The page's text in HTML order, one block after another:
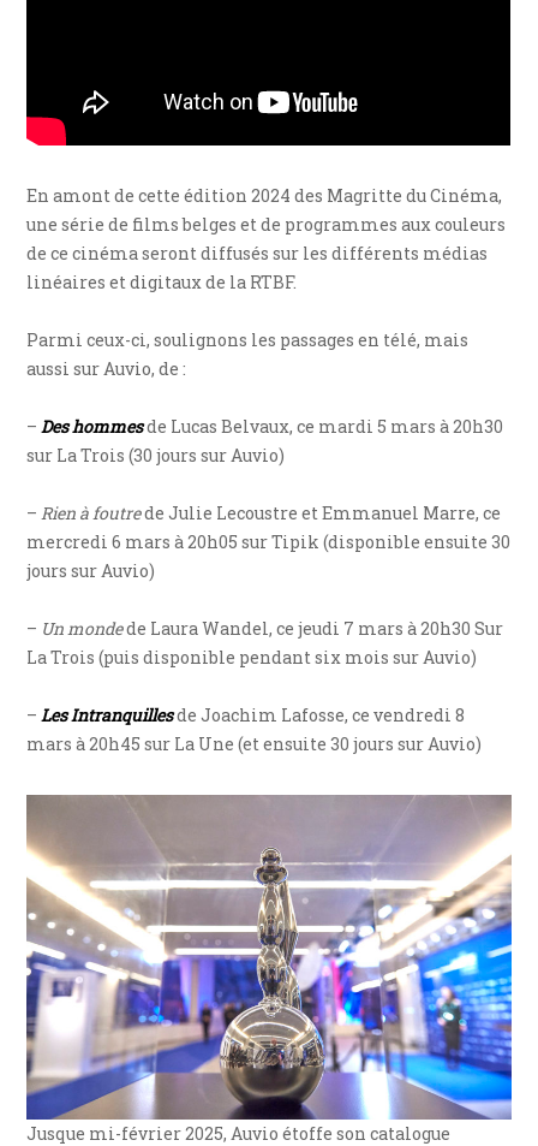
En amont de cette édition 2024 des Magritte du Cinéma,
une série de films belges et de programmes aux couleurs
de ce cinéma seront diffusés sur les différents médias
linéaires et digitaux de la RTBF.
Parmi ceux-ci, soulignons les passages en télé, mais
aussi sur Auvio, de :
–Des hommesde Lucas Belvaux, ce mardi 5 mars à 20h30
sur La Trois (30 jours sur Auvio)
–Rien à foutrede Julie Lecoustre et Emmanuel Marre, ce
mercredi 6 mars à 20h05 sur Tipik (disponible ensuite 30
jours sur Auvio)
– Un mondede Laura Wandel, ce jeudi 7 mars à 20h30 Sur
La Trois (puis disponible pendant six mois sur Auvio)
–Les Intranquillesde Joachim Lafosse, ce vendredi 8
mars à 20h45 sur La Une (et ensuite 30 jours sur Auvio)
Jusque mi-février 2025, Auvio étoffe son catalogue